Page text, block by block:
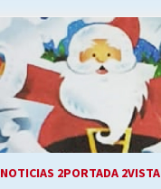
S.O.S. a los ricos, Save
Nuestras Almas)
30/04/2026
¿Asesores con doble
18/04/2026
NOTICIAS 2PORTADA 2